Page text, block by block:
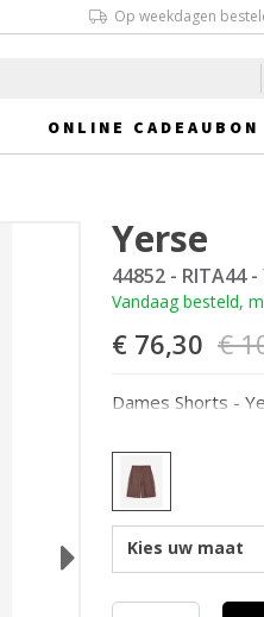
Op weekdagen
ONLINE CADEAUBON
Next
Yerse
44852 - RITA44 -
Vandaag besteld,
€
€ 76,30
Dames Shorts -
Kies uw maat